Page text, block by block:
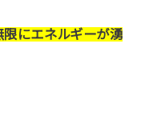
にエネルギーが湧